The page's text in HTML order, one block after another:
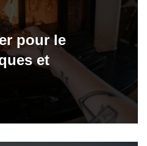
pour le
et